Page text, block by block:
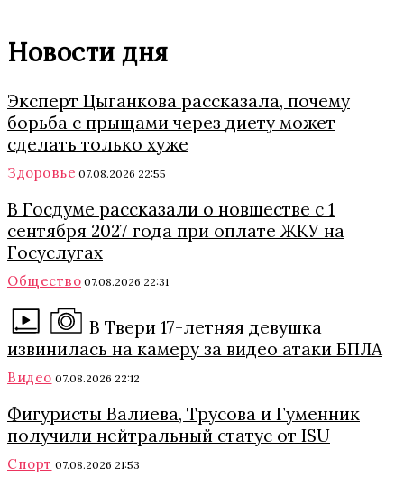
Новости дня
Эксперт Цыганкова рассказала, почему
борьба с прыщами через диету может
сделать только хуже
Здоровье 07.08.2026 22:55
В Госдуме рассказали о новшестве с 1
сентября 2027 года при оплате ЖКУ на
Госуслугах
Общество 07.08.2026 22:31
В Твери 17-летняя девушка
извинилась на камеру за видео атаки БПЛА
Видео 07.08.2026 22:12
Фигуристы Валиева, Трусова и Гуменник
получили нейтральный статус от ISU
Спорт 07.08.2026 21:53